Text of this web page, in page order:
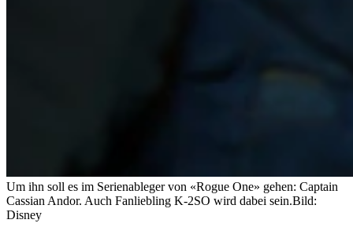
Um ihn soll es im Serienableger von «Rogue One» gehen: Captain
Cassian Andor. Auch Fanliebling K-2SO wird dabei sein.Bild:
Disney